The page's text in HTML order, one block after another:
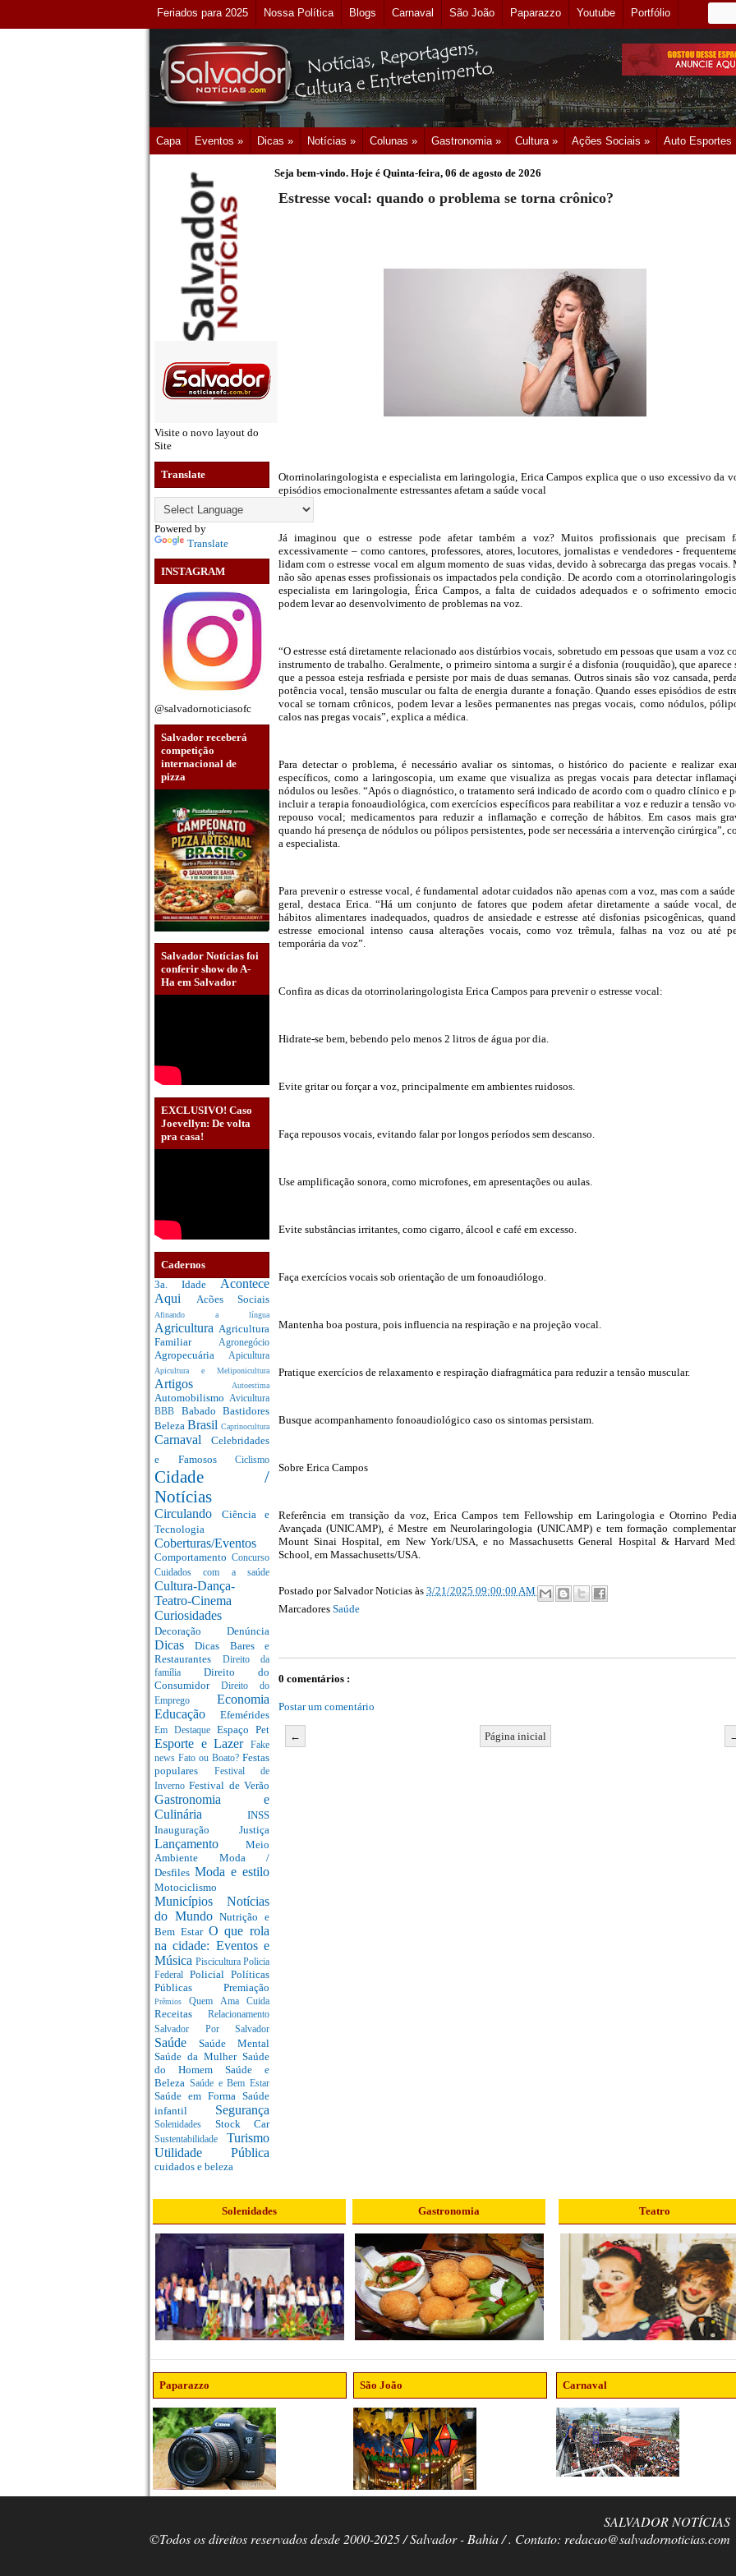
Feriados para 2025 Nossa Política Blogs Carnaval São João Paparazzo Youtube Portfólio
Capa Eventos » Dicas » Notícias » Colunas » Gastronomia » Cultura » Ações Sociais » Auto Esportes
Visite o novo layout do
Site
Translate
Powered by
Translate
INSTAGRAM
@salvadornoticiasofc
Salvador receberá
competição
internacional de
pizza
Salvador Notícias foi
conferir show do A-
Ha em Salvador
EXCLUSIVO! Caso
Joevellyn: De volta
pra casa!
Cadernos
3a. Idade Acontece
Aqui Acões Sociais
Afinando a língua
Agricultura Agricultura
Familiar Agronegócio
Agropecuária Apicultura
Apicultura e Meliponicultura
Artigos Autoestima
Automobilismo Avicultura
BBB Babado Bastidores
Beleza Brasil Caprinocultura
Carnaval Celebridades
e Famosos Ciclismo
Cidade /
Notícias
Circulando Ciência e
Tecnologia
Coberturas/Eventos
Comportamento Concurso
Cuidados com a saúde
Cultura-Dança-
Teatro-Cinema
Curiosidades
Decoração Denúncia
DicasDicas Bares e
Restaurantes
Direito da
família Direito do
Consumidor Direito do
Emprego Economia
Educação Efemérides
Em Destaque Espaço Pet
Esporte e Lazer
Fake
news Fato ou Boato? Festas
populares
Festival de
InvernoFestival de Verão
Gastronomia e
Culinária INSS
Inauguração Justiça
Lançamento Meio
Ambiente Moda /
Desfiles Moda e estilo
Motociclismo
Municípios Notícias
do MundoNutrição e
Bem Estar O que rola
na cidade: Eventos e
Música Piscicultura Policia
Federal Policial Políticas
Públicas Premiação
PrêmiosQuem Ama Cuida
Receitas Relacionamento
Salvador Por Salvador
Saúde Saúde Mental
Saúde da Mulher Saúde
do Homem Saúde e
Beleza Saúde e Bem Estar
Saúde em Forma Saúde
infantil Segurança
Solenidades Stock Car
Sustentabilidade Turismo
Utilidade Pública
cuidados e beleza
Seja bem-vindo. Hoje é Quinta-feira, 06 de agosto de 2026
Estresse vocal: quando o problema se torna crônico?
Otorrinolaringologista e especialista em laringologia, Erica Campos explica que o uso excessivo da
episódios emocionalmente estressantes afetam a saúde vocal
Já imaginou que o estresse pode afetar também a voz? Muitos profissionais que precisam
excessivamente – como cantores, professores, atores, locutores, jornalistas e vendedores -
lidam com o estresse vocal em algum momento de suas vidas, devido à sobrecarga das pregas vocais.
não são apenas esses profissionais os impactados pela condição. De acordo com a
especialista em laringologia, Érica Campos, a falta de cuidados adequados e o sofrimento
podem levar ao desenvolvimento de problemas na voz.
“O estresse está diretamente relacionado aos distúrbios vocais, sobretudo em pessoas que usam a voz
instrumento de trabalho. Geralmente, o primeiro sintoma a surgir é a disfonia (rouquidão), que aparece
que a pessoa esteja resfriada e persiste por mais de duas semanas. Outros sinais são voz cansada,
potência vocal, tensão muscular ou falta de energia durante a fonação. Quando esses episódios de
vocal se tornam crônicos, podem levar a lesões permanentes nas pregas vocais, como nódulos,
calos nas pregas vocais”, explica a médica.
Para detectar o problema, é necessário avaliar os sintomas, o histórico do paciente e realizar
específicos, como a laringoscopia, um exame que visualiza as pregas vocais para detectar
nódulos ou lesões. “Após o diagnóstico, o tratamento será indicado de acordo com o quadro clínico e
incluir a terapia fonoaudiológica, com exercícios específicos para reabilitar a voz e reduzir a tensão
repouso vocal; medicamentos para reduzir a inflamação e correção de hábitos. Em casos mais
quando há presença de nódulos ou pólipos persistentes, pode ser necessária a intervenção cirúrgica”,
a especialista.
Para prevenir o estresse vocal, é fundamental adotar cuidados não apenas com a voz, mas com a
geral, destaca Erica. “Há um conjunto de fatores que podem afetar diretamente a saúde vocal,
hábitos alimentares inadequados, quadros de ansiedade e estresse até disfonias psicogênicas,
estresse emocional intenso causa alterações vocais, como voz trêmula, falhas na voz ou até
temporária da voz”.
Confira as dicas da otorrinolaringologista Erica Campos para prevenir o estresse vocal:
Hidrate-se bem, bebendo pelo menos 2 litros de água por dia.
Evite gritar ou forçar a voz, principalmente em ambientes ruidosos.
Faça repousos vocais, evitando falar por longos períodos sem descanso.
Use amplificação sonora, como microfones, em apresentações ou aulas.
Evite substâncias irritantes, como cigarro, álcool e café em excesso.
Faça exercícios vocais sob orientação de um fonoaudiólogo.
Mantenha boa postura, pois influencia na respiração e na projeção vocal.
Pratique exercícios de relaxamento e respiração diafragmática para reduzir a tensão muscular.
Busque acompanhamento fonoaudiológico caso os sintomas persistam.
Sobre Erica Campos
Referência em transição da voz, Erica Campos tem Fellowship em Laringologia e Otorrino
Avançada (UNICAMP), é Mestre em Neurolaringologia (UNICAMP) e tem formação
Mount Sinai Hospital, em New York/USA, e no Massachusetts General Hospital & Harvard
School, em Massachusetts/USA.
Postado porSalvador Noticias às 3/21/2025 09:00:00 AM
Marcadores Saúde
0 comentários :
Postar um comentário
← Página inicial
Solenidades Gastronomia Teatro
Paparazzo São João Carnaval
SALVADOR NOTÍCIAS
©Todos os direitos reservados desde 2000-2025 / Salvador - Bahia / . Contato: redacao@salvadornoticias.com